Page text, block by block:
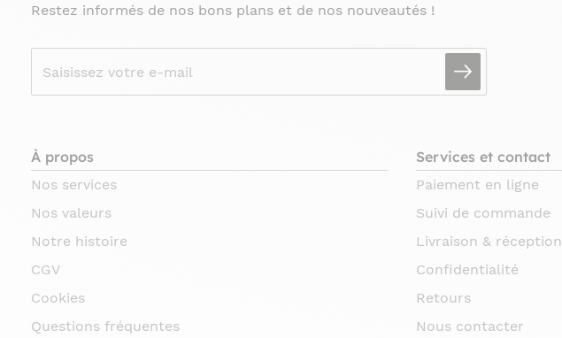
Restez informés de nos bons plans et de nos nouveautés !
À propos
Nos services
Nos valeurs
Notre histoire
CGV
Cookies
Questions fréquentes
Services et contact
Paiement en ligne
Suivi de commande
Livraison & réception
Confidentialité
Retours
Nous contacter